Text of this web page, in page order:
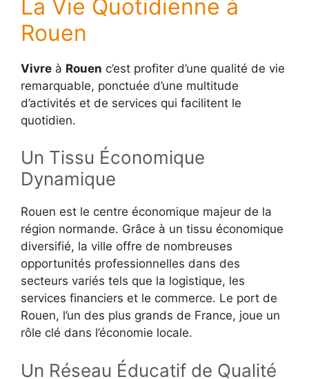
La Vie Quotidienne à
Rouen
Vivre à Rouen c’est profiter d’une qualité de vie
remarquable, ponctuée d’une multitude
d’activités et de services qui facilitent le
quotidien.
Un Tissu Économique
Dynamique
Rouen est le centre économique majeur de la
région normande. Grâce à un tissu économique
diversifié, la ville offre de nombreuses
opportunités professionnelles dans des
secteurs variés tels que la logistique, les
services financiers et le commerce. Le port de
Rouen, l’un des plus grands de France, joue un
rôle clé dans l’économie locale.
Un Réseau Éducatif de Qualité